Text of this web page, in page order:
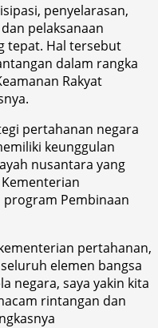
penyelarasan,
pelaksanaan
tepat. Hal tersebut
dalam rangka
Rakyat
pertahanan negara
keunggulan
nusantara yang
Pembinaan
pertahanan,
elemen bangsa
negara, saya yakin kita
rintangan dan